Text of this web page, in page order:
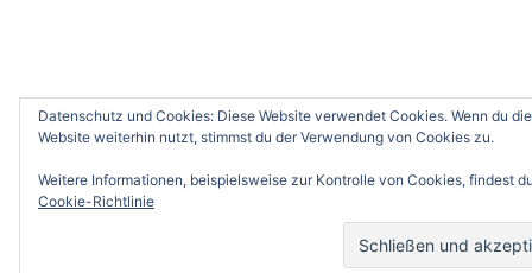
Datenschutz und Cookies: Diese Website verwendet Cookies. Wenn du die
Website weiterhin nutzt, stimmst du der Verwendung von Cookies zu.
Weitere Informationen, beispielsweise zur Kontrolle von Cookies, findest
Cookie-Richtlinie